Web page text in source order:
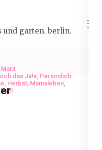
und garten. berlin.
Marit
das Jahr, Persönlich
, Herbst, Mamaleben,